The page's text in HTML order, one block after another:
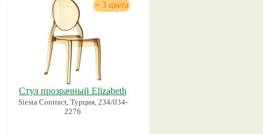
+ 3 цвета
Стул прозрачный Elizabeth
Siesta Contract, Турция, 234/034-
2276